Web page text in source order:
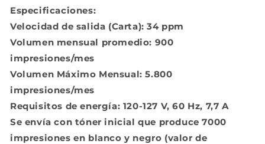
Especificaciones:
Velocidad de salida (Carta): 34 ppm
Volumen mensual promedio: 900
impresiones/mes
Volumen Máximo Mensual: 5.800
impresiones/mes
Requisitos de energía: 120-127 V, 60 Hz, 7,7 A
Se envía con tóner inicial que produce 7000
impresiones en blanco y negro (valor de